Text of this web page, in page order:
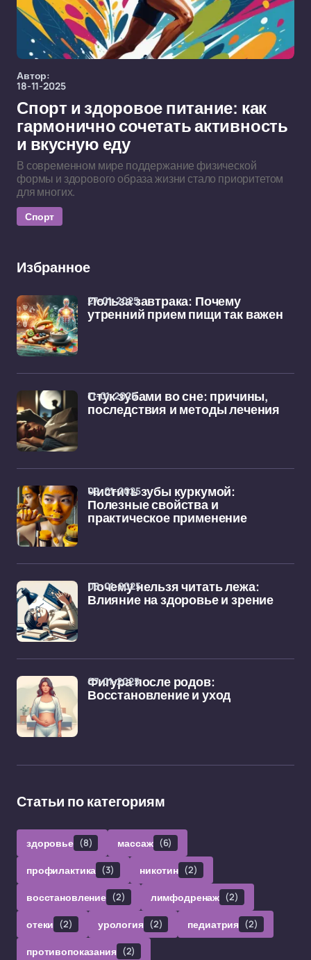
Автор:
18-11-2025
Спорт и здоровое питание: как
гармонично сочетать активность
и вкусную еду
В современном мире поддержание физической
формы и здорового образа жизни стало приоритетом
для многих.
Спорт
Избранное
Польза завтрака: Почему
утренний прием пищи так важен
27-01-2025
Стук зубами во сне: причины,
последствия и методы лечения
11-01-2025
Чистить зубы куркумой:
Полезные свойства и
практическое применение
09-01-2025
Почему нельзя читать лежа:
Влияние на здоровье и зрение
08-01-2025
Фигура после родов:
Восстановление и уход
07-01-2025
Статьи по категориям
здоровье (8) массаж (6)
профилактика (3) никотин (2)
восстановление (2) лимфодренаж (2)
отеки (2) урология (2) педиатрия (2)
противопоказания (2)